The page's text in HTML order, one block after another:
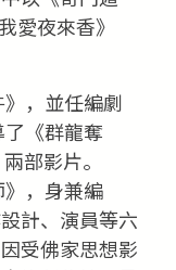
愛夜來香》
，並任編劇
《群龍奪
部影片。
，身兼編
計、演員等六
受佛家思想影